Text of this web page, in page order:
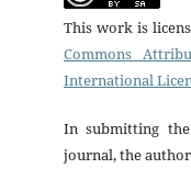
This work is
Commons
International
In submitting
journal, the